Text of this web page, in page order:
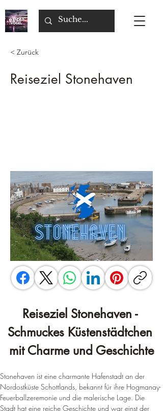
< Zurück
Reiseziel Stonehaven
Reiseziel Stonehaven -
Schmuckes Küstenstädtchen
mit Charme und Geschichte
Stonehaven ist eine charmante Hafenstadt an der
Nordostküste Schottlands, bekannt für ihre Hogmanay-
Feuerballzeremonie und die malerische Lage. Die
Stadt hat eine reiche Geschichte und war einst der